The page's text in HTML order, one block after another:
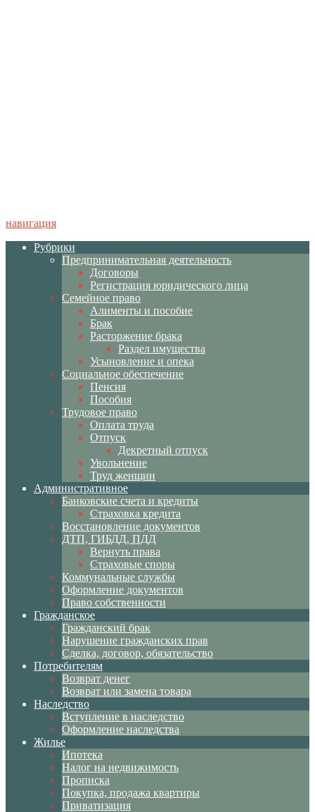
навигация
Рубрики
Предпринимательная деятельность
Договоры
Регистрация юридического лица
Семейное право
Алименты и пособие
Брак
Расторжение брака
Раздел имущества
Усыновление и опека
Социальное обеспечение
Пенсия
Пособия
Трудовое право
Оплата труда
Отпуск
Декретный отпуск
Увольнение
Труд женщин
Административное
Банковские счета и кредиты
Страховка кредита
Восстановление документов
ДТП, ГИБДД, ПДД
Вернуть права
Страховые споры
Коммунальные службы
Оформление документов
Право собственности
Гражданское
Гражданский брак
Нарушение гражданских прав
Сделка, договор, обязательство
Потребителям
Возврат денег
Возврат или замена товара
Наследство
Вступление в наследство
Оформление наследства
Жилье
Ипотека
Налог на недвижимость
Прописка
Покупка, продажа квартиры
Приватизация